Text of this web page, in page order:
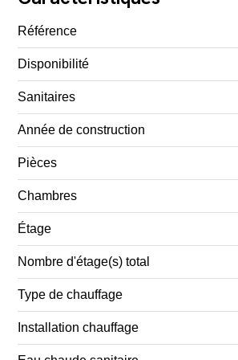
Référence
Disponibilité
Sanitaires
Année de construction
Pièces
Chambres
Étage
Nombre d'étage(s) total
Type de chauffage
Installation chauffage